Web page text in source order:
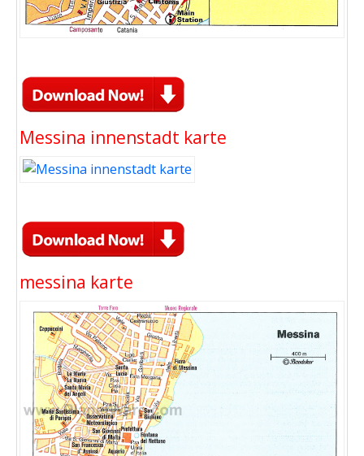
Messina innenstadt karte
messina karte